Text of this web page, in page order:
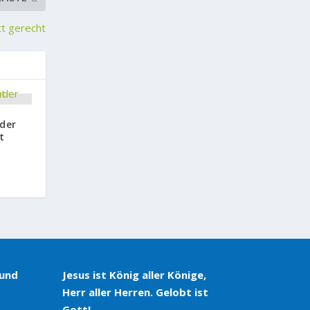
gerecht
Jesus ist König aller Könige,
Herr aller Herren. Gelobt ist